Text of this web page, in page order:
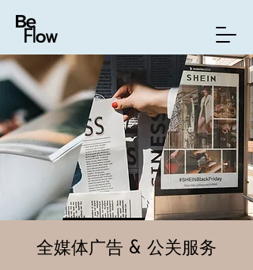
全媒体广告 & 公关服务